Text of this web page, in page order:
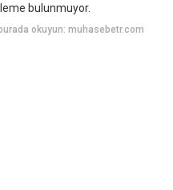
bulunmuyor.
okuyun: muhasebetr.com